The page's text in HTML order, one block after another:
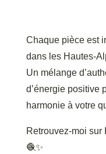
Chaque pièce est
dans les Hautes-
Un mélange
d’énergie positive
harmonie à votre
Retrouvez-moi sur
🧶✨